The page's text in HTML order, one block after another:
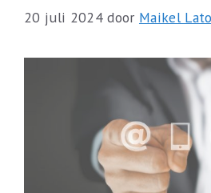
20 juli 2024 door Maikel